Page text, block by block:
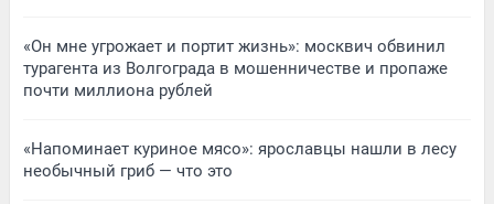
«Он мне угрожает и портит жизнь»: москвич обвинил
турагента из Волгограда в мошенничестве и пропаже
почти миллиона рублей
«Напоминает куриное мясо»: ярославцы нашли в лесу
необычный гриб — что это